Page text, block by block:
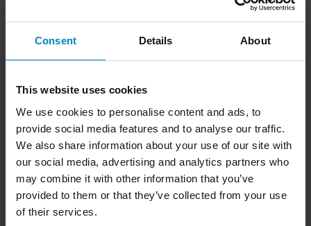
Consent Details About
This website uses cookies
We use cookies to personalise content and ads, to
provide social media features and to analyse our traffic.
We also share information about your use of our site with
our social media, advertising and analytics partners who
may combine it with other information that you’ve
provided to them or that they’ve collected from your use
of their services.